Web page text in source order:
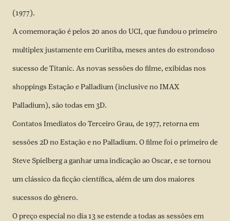
(1977).
A comemoração é pelos 20 anos do UCI, que fundou o primeiro
multiplex justamente em Curitiba, meses antes do estrondoso
sucesso de Titanic. As novas sessões do filme, exibidas nos
shoppings Estação e Palladium (inclusive no IMAX
Palladium), são todas em 3D.
Contatos Imediatos do Terceiro Grau, de 1977, retorna em
sessões 2D no Estação e no Palladium. O filme foi o primeiro de
Steve Spielberg a ganhar uma indicação ao Oscar, e se tornou
um clássico da ficção científica, além de um dos maiores
sucessos do gênero.
O preço especial no dia 13 se estende a todas as sessões em